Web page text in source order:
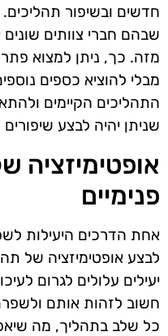
חדשים ובשיפור
שבהם חברי צוותים שונים
מזה. כך, ניתן למצוא
מבלי להוציא כספים
התהליכים הקיימים
שניתן יהיה לבצע
אופטימיזציה
פנימיים
אחת הדרכים היעילות
לבצע אופטימיזציה של
יעילים עלולים לגרום
חשוב לזהות אותם
כל שלב בתהליך, מה